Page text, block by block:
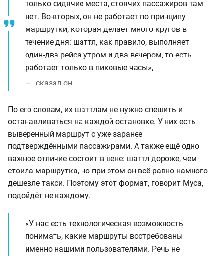
только сидячие места, стоячих пассажиров там
нет. Во-вторых, он не работает по принципу
маршрутки, которая делает много кругов в
течение дня: шаттл, как правило, выполняет
один-два рейса утром и два вечером, то есть
работает только в пиковые часы»,
сказал он.
По его словам, их шаттлам не нужно спешить и
останавливаться на каждой остановке. У них есть
выверенный маршрут с уже заранее
подтверждёнными пассажирами. А также ещё одно
важное отличие состоит в цене: шаттл дороже, чем
стоила маршрутка, но при этом он всё равно намного
дешевле такси. Поэтому этот формат, говорит Муса,
подойдёт не каждому.
«У нас есть технологическая возможность
понимать, какие маршруты востребованы
именно нашими пользователями. Речь не